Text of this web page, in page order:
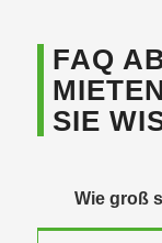
FAQ
SIE
Wie groß